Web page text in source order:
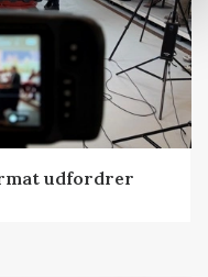
udfordrer